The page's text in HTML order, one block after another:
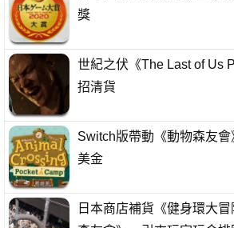
獎
世紀之伏《The Last of Us
招清貨
Switch版帶動《動物森友
美金
日本商店補貨《健身環大